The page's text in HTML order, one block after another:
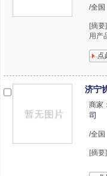
/全国
[摘
用产
济宁
商家：
司
/全国
[摘